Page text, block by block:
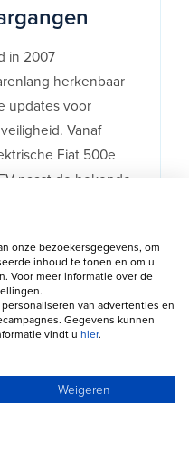
in 2007
herkenbaar
updates voor
Vanaf
Fiat 500e
naast de bekende
vanaf 2019
uitrusting. Wie
komt vaak uit bij de
onze bezoekersgegevens, om
inhoud te tonen en om u
Voor meer informatie over de
van advertenties en
Gegevens kunnen
vindt u hier.
Weigeren